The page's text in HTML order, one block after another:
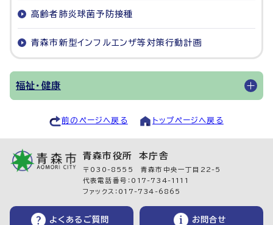
高齢者肺炎球菌予防接種
青森市新型インフルエンザ等対策行動計画
福祉・健康
前のページへ戻る トップページへ戻る
青森市役所 本庁舎
〒030-8555 青森市中央一丁目22-5
代表電話番号：017-734-1111
ファックス：017-734-6865
よくあるご質問 お問合せ